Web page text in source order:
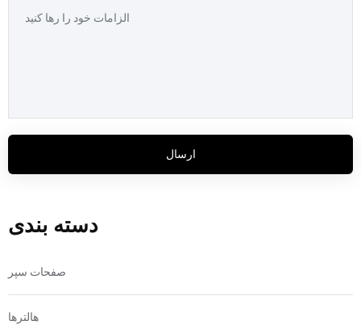
ارسال
دسته بندی
صفحات سپر
هالترها